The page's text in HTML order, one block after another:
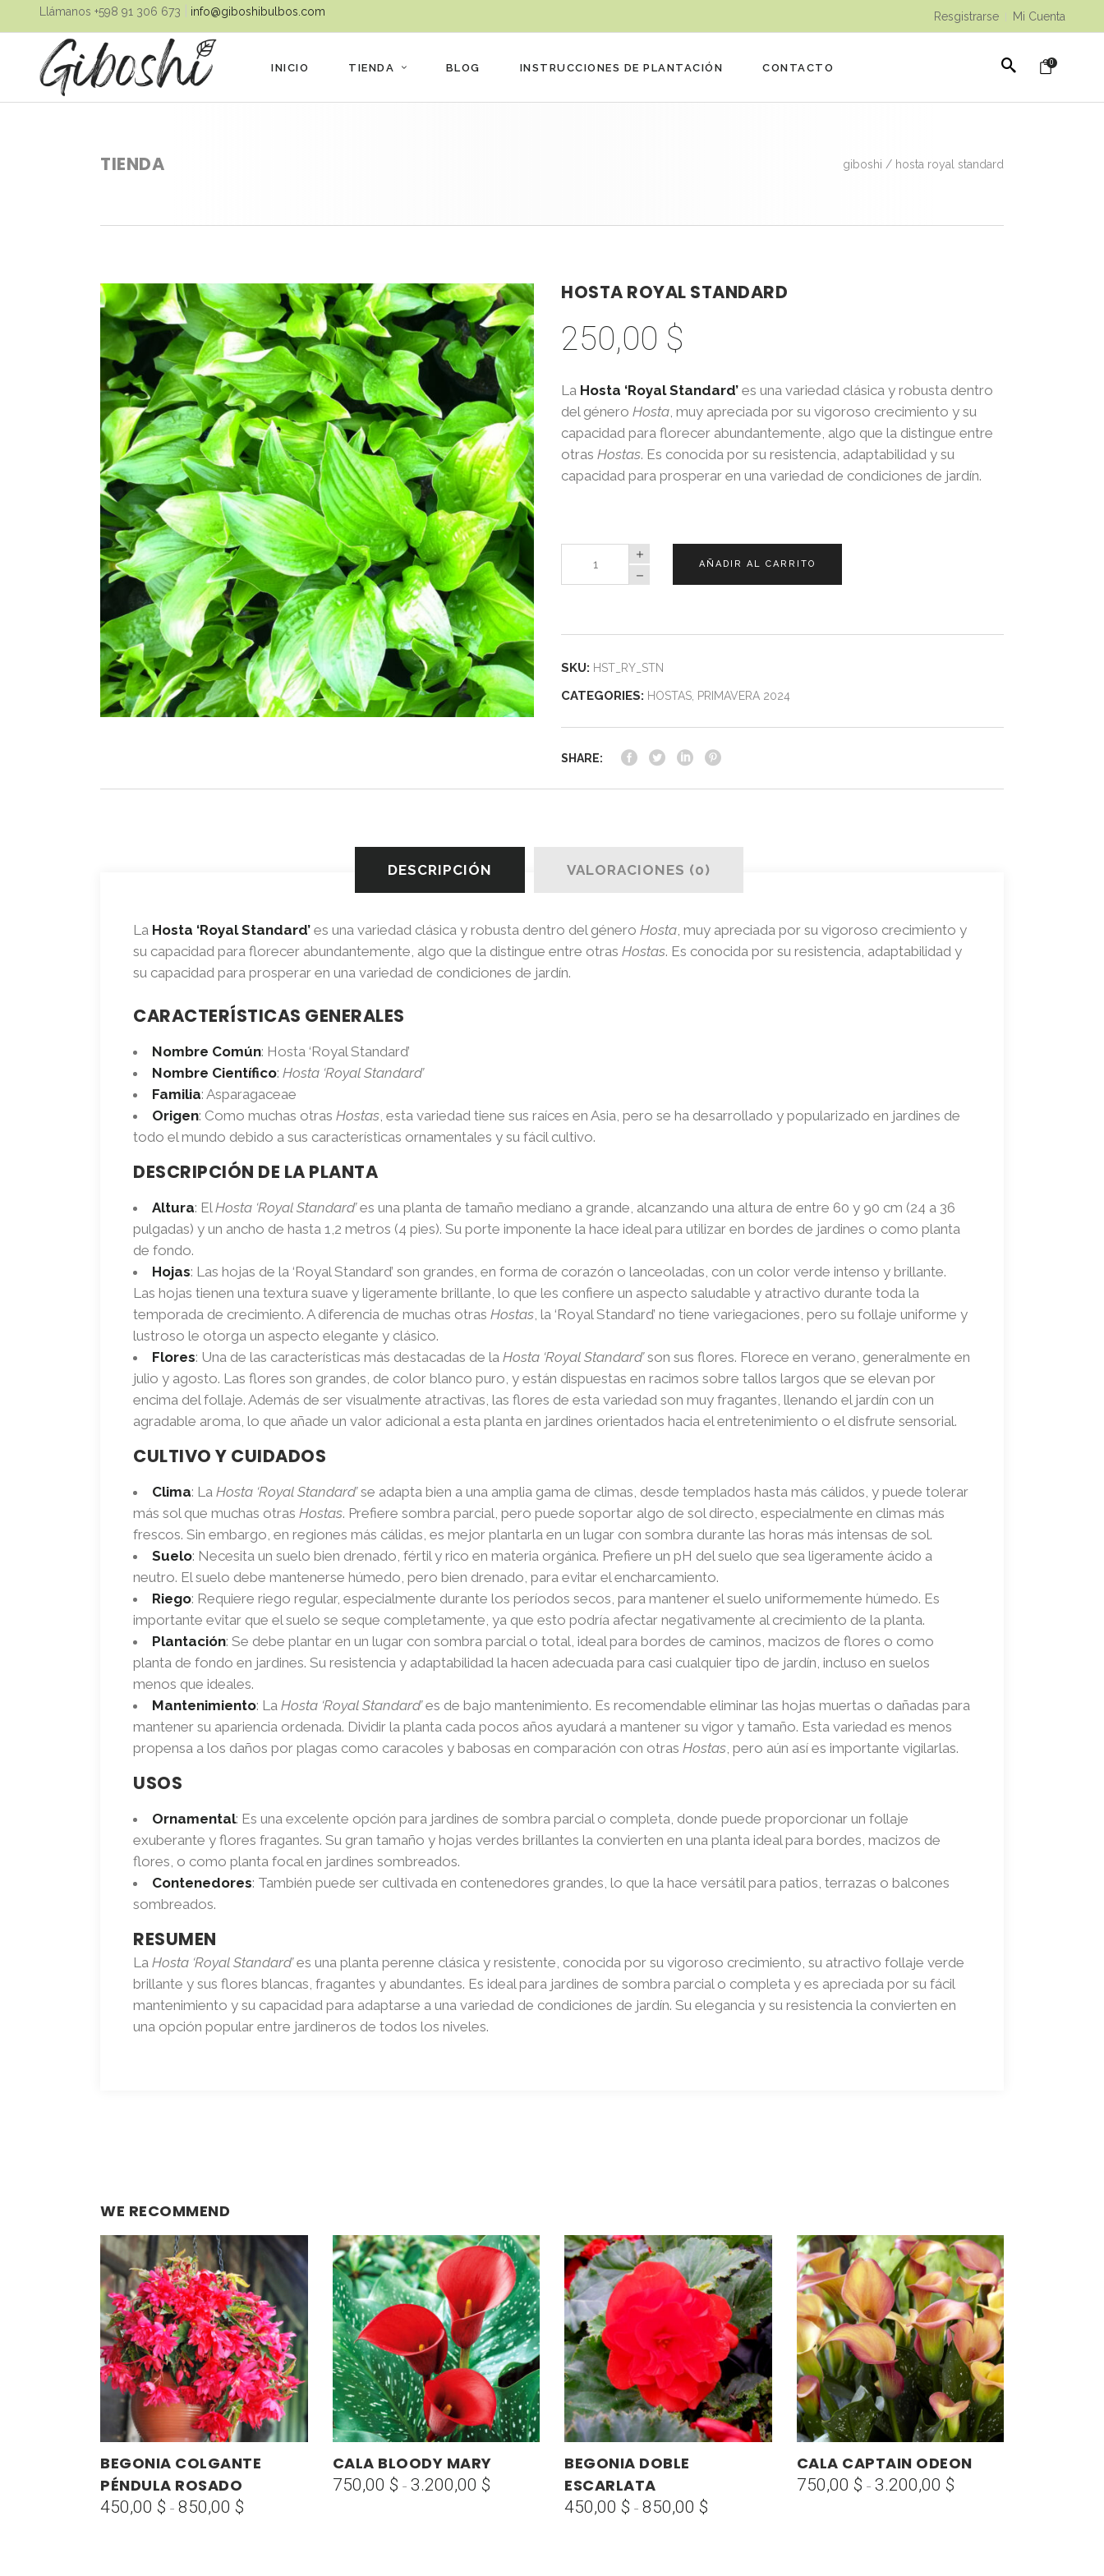
Llámanos ‪+598 91 306 673‬ info@giboshibulbos.com Resgistrarse Mi Cuenta
INICIO TIENDA BLOG INSTRUCCIONES DE PLANTACIÓN CONTACTO 0
TIENDA giboshi / hosta royal standard
HOSTA ROYAL STANDARD
250,00 $
La Hosta ‘Royal Standard’ es una variedad clásica y robusta dentro
del género Hosta, muy apreciada por su vigoroso crecimiento y su
capacidad para florecer abundantemente, algo que la distingue entre
otras Hostas. Es conocida por su resistencia, adaptabilidad y su
capacidad para prosperar en una variedad de condiciones de jardín.
AÑADIR AL CARRITO
SKU: HST_RY_STN
CATEGORIES: HOSTAS PRIMAVERA 2024
SHARE:
DESCRIPCIÓN VALORACIONES (0)
La Hosta ‘Royal Standard’ es una variedad clásica y robusta dentro del género Hosta , muy apreciada por su vigoroso crecimiento y
su capacidad para florecer abundantemente, algo que la distingue entre otras Hostas. Es conocida por su resistencia, adaptabilidad y
su capacidad para prosperar en una variedad de condiciones de jardín.
CARACTERÍSTICAS GENERALES
Nombre Común: Hosta ‘Royal Standard’
Nombre Científico: Hosta ‘Royal Standard’
Familia: Asparagaceae
Origen: Como muchas otras Hostas , esta variedad tiene sus raíces en Asia, pero se ha desarrollado y popularizado en jardines de
todo el mundo debido a sus características ornamentales y su fácil cultivo.
DESCRIPCIÓN DE LA PLANTA
Altura: El Hosta ‘Royal Standard’es una planta de tamaño mediano a grande, alcanzando una altura de entre 60 y 90 cm (24 a 36
pulgadas) y un ancho de hasta 1,2 metros (4 pies). Su porte imponente la hace ideal para utilizar en bordes de jardines o como planta
de fondo.
Hojas: Las hojas de la ‘Royal Standard’ son grandes, en forma de corazón o lanceoladas, con un color verde intenso y brillante.
Las hojas tienen una textura suave y ligeramente brillante, lo que les confiere un aspecto saludable y atractivo durante toda la
temporada de crecimiento. A diferencia de muchas otras Hostas , la ‘Royal Standard’ no tiene variegaciones, pero su follaje uniforme y
lustroso le otorga un aspecto elegante y clásico.
Flores: Una de las características más destacadas de la Hosta ‘Royal Standard’son sus flores. Florece en verano, generalmente en
julio y agosto. Las flores son grandes, de color blanco puro, y están dispuestas en racimos sobre tallos largos que se elevan por
encima del follaje. Además de ser visualmente atractivas, las flores de esta variedad son muy fragantes, llenando el jardín con un
agradable aroma, lo que añade un valor adicional a esta planta en jardines orientados hacia el entretenimiento o el disfrute sensorial.
CULTIVO Y CUIDADOS
Clima: La Hosta ‘Royal Standard’se adapta bien a una amplia gama de climas, desde templados hasta más cálidos, y puede tolerar
más sol que muchas otras Hostas. Prefiere sombra parcial, pero puede soportar algo de sol directo, especialmente en climas más
frescos. Sin embargo, en regiones más cálidas, es mejor plantarla en un lugar con sombra durante las horas más intensas de sol.
Suelo: Necesita un suelo bien drenado, fértil y rico en materia orgánica. Prefiere un pH del suelo que sea ligeramente ácido a
neutro. El suelo debe mantenerse húmedo, pero bien drenado, para evitar el encharcamiento.
Riego: Requiere riego regular, especialmente durante los períodos secos, para mantener el suelo uniformemente húmedo. Es
importante evitar que el suelo se seque completamente, ya que esto podría afectar negativamente al crecimiento de la planta.
Plantación: Se debe plantar en un lugar con sombra parcial o total, ideal para bordes de caminos, macizos de flores o como
planta de fondo en jardines. Su resistencia y adaptabilidad la hacen adecuada para casi cualquier tipo de jardín, incluso en suelos
menos que ideales.
Mantenimiento: La Hosta ‘Royal Standard’es de bajo mantenimiento. Es recomendable eliminar las hojas muertas o dañadas para
mantener su apariencia ordenada. Dividir la planta cada pocos años ayudará a mantener su vigor y tamaño. Esta variedad es menos
propensa a los daños por plagas como caracoles y babosas en comparación con otras Hostas , pero aún así es importante vigilarlas.
USOS
Ornamental: Es una excelente opción para jardines de sombra parcial o completa, donde puede proporcionar un follaje
exuberante y flores fragantes. Su gran tamaño y hojas verdes brillantes la convierten en una planta ideal para bordes, macizos de
flores, o como planta focal en jardines sombreados.
Contenedores: También puede ser cultivada en contenedores grandes, lo que la hace versátil para patios, terrazas o balcones
sombreados.
RESUMEN
La Hosta ‘Royal Standard’es una planta perenne clásica y resistente, conocida por su vigoroso crecimiento, su atractivo follaje verde
brillante y sus flores blancas, fragantes y abundantes. Es ideal para jardines de sombra parcial o completa y es apreciada por su fácil
mantenimiento y su capacidad para adaptarse a una variedad de condiciones de jardín. Su elegancia y su resistencia la convierten en
una opción popular entre jardineros de todos los niveles.
WE RECOMMEND
SELECCIONAR OPCIONES
producto
tiene
múltiples
BEGONIA COLGANTE
PÉNDULA ROSADO
450,00 $ - 850,00 $
SELECCIONAR OPCIONES
producto
tiene
CALA BLOODY MARY
750,00 $ - 3.200,00 $Rango
SELECCIONAR OPCIONES
producto
tiene
múltiples
BEGONIA DOBLE
ESCARLATA
450,00 $ - 850,00 $
SELECCIONAR OPCIONES
producto
tiene
CALA CAPTAIN ODEON
750,00 $ - 3.200,00 $Rango